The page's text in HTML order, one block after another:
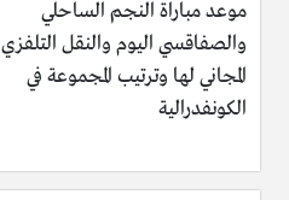
موعد مباراة النجم الساحلي
والصفاقسي اليوم والنقل التلفزي
المجاني لها وترتيب المجموعة في
الكونفدرالية